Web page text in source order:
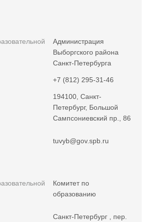
Администрация
Выборгского района
Санкт-Петербурга
+7 (812) 295-31-46
194100, Санкт-
Петербург, Большой
Сампсониевский пр., 86
tuvyb@gov.spb.ru
Комитет по
образованию
Санкт-Петербург , пер.